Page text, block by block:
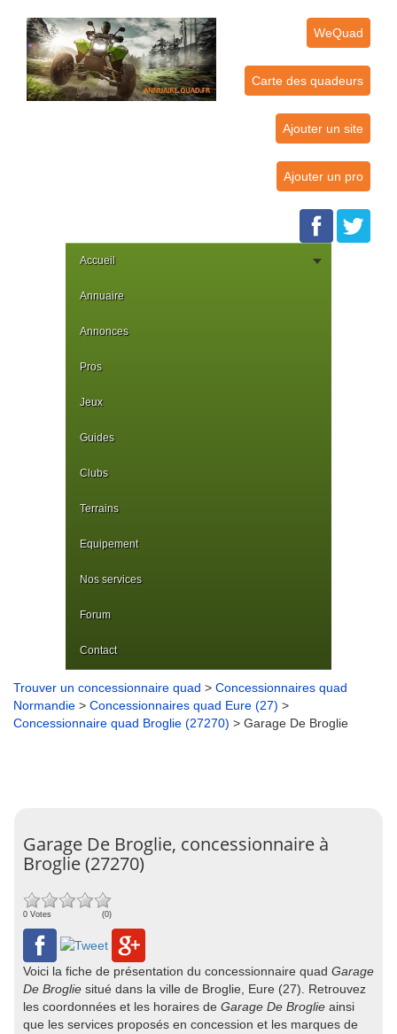
WeQuad
Carte des quadeurs
Ajouter un site
Ajouter un pro
Accueil
Annuaire
Annonces
Pros
Jeux
Guides
Clubs
Terrains
Equipement
Nos services
Forum
Contact
Trouver un concessionnaire quad > Concessionnaires quad
Normandie > Concessionnaires quad Eure (27) >
Concessionnaire quad Broglie (27270) > Garage De Broglie
Garage De Broglie, concessionnaire à
Broglie (27270)
0 Votes (0)
Voici la fiche de présentation du concessionnaire quad Garage
De Broglie situé dans la ville de Broglie, Eure (27). Retrouvez
les coordonnées et les horaires de Garage De Broglie ainsi
que les services proposés en concession et les marques de